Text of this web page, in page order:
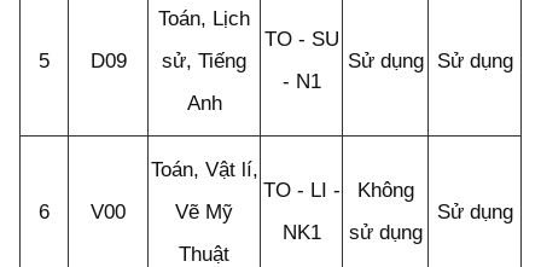
5 D09
Toán, Lịch
sử, Tiếng
Anh
TO - SU
- N1
Sử dụng Sử dụng
6 V00
Toán, Vật lí,
Vẽ Mỹ
Thuật
TO - LI -
NK1
Không
sử dụng
Sử dụng